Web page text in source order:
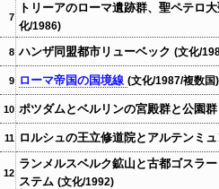
7
トリーアのローマ遺跡群、聖ペテロ
化/1986)
8 ハンザ同盟都市リューベック (文化/
9 ローマ帝国の国境線 (文化/1987/複数国)
10 ポツダムとベルリンの宮殿群と公園群
11 ロルシュの王立修道院とアルテンミ
12
ランメルスベルク鉱山と古都ゴスラ
ステム (文化/1992)